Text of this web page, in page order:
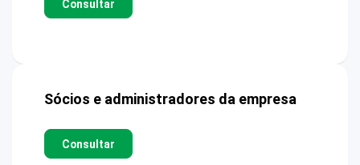
Consultar
Sócios e administradores da empresa
Consultar